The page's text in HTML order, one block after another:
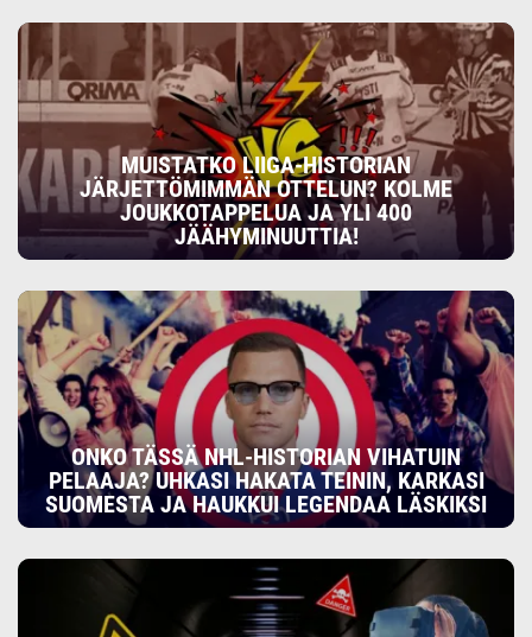
MUISTATKO LIIGA-HISTORIAN
JÄRJETTÖMIMMÄN OTTELUN? KOLME
JOUKKOTAPPELUA JA YLI 400
JÄÄHYMINUUTTIA!
ONKO TÄSSÄ NHL-HISTORIAN VIHATUIN
PELAAJA? UHKASI HAKATA TEININ, KARKASI
SUOMESTA JA HAUKKUI LEGENDAA LÄSKIKSI